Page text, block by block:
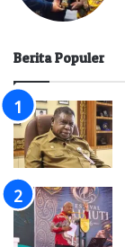
Berita Populer